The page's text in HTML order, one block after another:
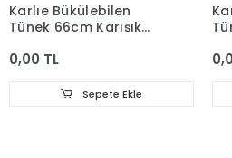
Karlıe Bükülebilen
Tünek 66cm Karışık
0,00 TL
Sepete Ekle